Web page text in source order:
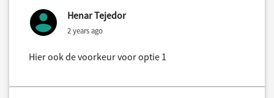
Henar Tejedor
2 years ago
Hier ook de voorkeur voor optie 1